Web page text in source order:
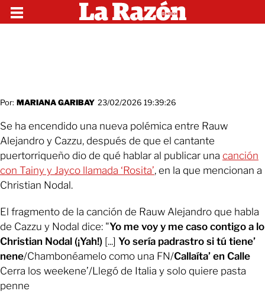
Por: MARIANA GARIBAY 23/02/2026 19:39:26
Se ha encendido una nueva polémica entre Rauw
Alejandro y Cazzu, después de que el cantante
puertorriqueño dio de qué hablar al publicar una canción
con Tainy y Jayco llamada ‘Rosita’, en la que mencionan a
Christian Nodal.
El fragmento de la canción de Rauw Alejandro que habla
de Cazzu y Nodal dice: "Yo me voy y me caso contigo a lo
Christian Nodal (¡Yah!) [...] Yo sería padrastro si tú tiene’
nene/Chambonéamelo como una FN/Callaíta’ en Calle
Cerra los weekene’/Llegó de Italia y solo quiere pasta
penne